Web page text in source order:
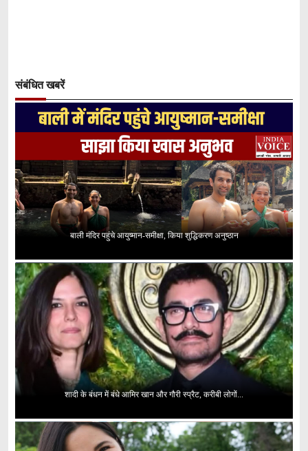
संबंधित खबरें
बाली मंदिर पहुंचे आयुष्मान-समीक्षा, किया शुद्धिकरण अनुष्ठान
शादी के बंधन में बंधे आमिर खान और गौरी स्प्रैट, करीबी लोगों...